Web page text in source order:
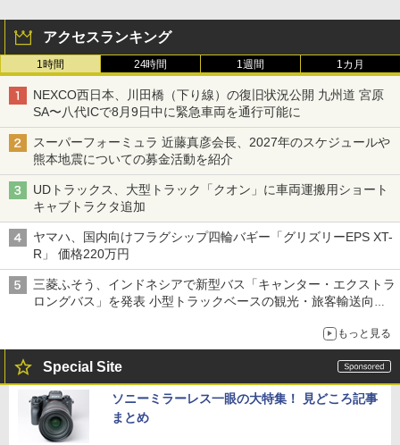
アクセスランキング
1時間 24時間 1週間 1カ月
NEXCO西日本、川田橋（下り線）の復旧状況公開 九州道 宮原
SA〜八代ICで8月9日中に緊急車両を通行可能に
スーパーフォーミュラ 近藤真彦会長、2027年のスケジュールや
熊本地震についての募金活動を紹介
UDトラックス、大型トラック「クオン」に車両運搬用ショート
キャブトラクタ追加
ヤマハ、国内向けフラグシップ四輪バギー「グリズリーEPS XT-
R」 価格220万円
三菱ふそう、インドネシアで新型バス「キャンター・エクストラ
ロングバス」を発表 小型トラックベースの観光・旅客輸送向け
もっと見る
Special Site
ソニーミラーレス一眼の大特集！ 見どころ記事
まとめ